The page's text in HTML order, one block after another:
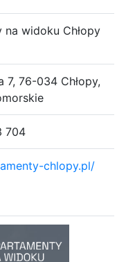
widoku Chłopy
7, 76-034 Chłopy,
704
chlopy.pl/